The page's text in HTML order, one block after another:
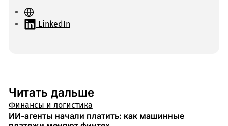
С
а LinkedIn
Читать дальше
Финансы и логистика
ИИ-агенты начали платить: как машинные